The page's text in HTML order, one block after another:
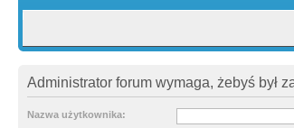
Administrator forum wymaga, żebyś był
Nazwa użytkownika: